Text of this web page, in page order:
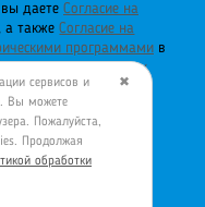
даете Согласие на
, а такжеСогласие на
программамив
персональных
✖
сервисов и
Вы можете
Пожалуйста,
Продолжая
обработки